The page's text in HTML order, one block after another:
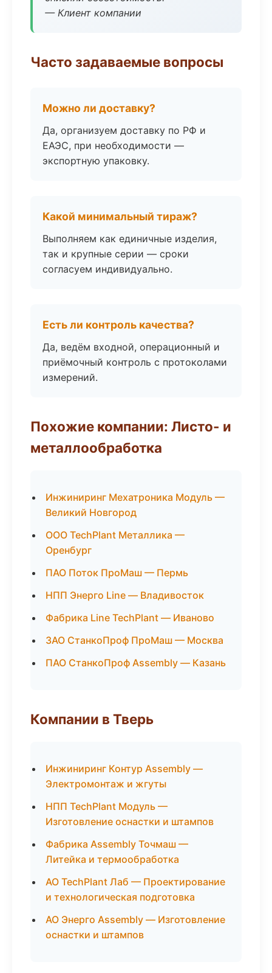
— Клиент компании
Часто задаваемые вопросы
Можно ли доставку?
Да, организуем доставку по РФ и
ЕАЭС, при необходимости —
экспортную упаковку.
Какой минимальный тираж?
Выполняем как единичные изделия,
так и крупные серии — сроки
согласуем индивидуально.
Есть ли контроль качества?
Да, ведём входной, операционный и
приёмочный контроль с протоколами
измерений.
Похожие компании: Листо- и
металлообработка
Инжиниринг Мехатроника Модуль —
Великий Новгород
ООО TechPlant Металлика —
Оренбург
ПАО Поток ПроМаш — Пермь
НПП Энерго Line — Владивосток
Фабрика Line TechPlant — Иваново
ЗАО СтанкоПроф ПроМаш — Москва
ПАО СтанкоПроф Assembly — Казань
Компании в Тверь
Инжиниринг Контур Assembly —
Электромонтаж и жгуты
НПП TechPlant Модуль —
Изготовление оснастки и штампов
Фабрика Assembly Точмаш —
Литейка и термообработка
АО TechPlant Лаб — Проектирование
и технологическая подготовка
АО Энерго Assembly — Изготовление
оснастки и штампов